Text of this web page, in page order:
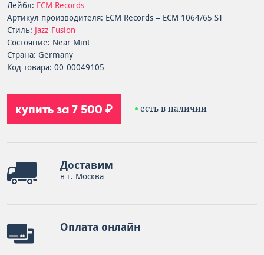
Лейбл: ECM Records
Артикул производителя: ECM Records – ECM 1064/65 ST
Стиль: Jazz-Fusion
Состояние: Near Mint
Страна: Germany
Код товара: 00-00049105
купить за 7 500 ₽ есть в наличии
Доставим
в г. Москва
Оплата онлайн